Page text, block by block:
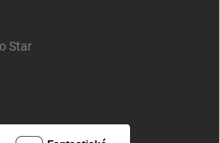
Star